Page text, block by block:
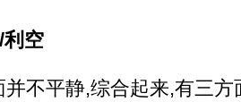
利空
平静,综合起来,有三方